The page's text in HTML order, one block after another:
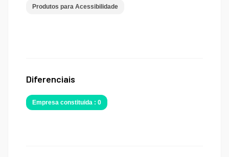
Produtos para Acessibilidade
Diferenciais
Empresa constituida : 0